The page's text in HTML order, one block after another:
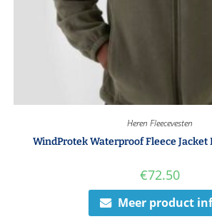
Heren Fleecevesten
WindProtek Waterproof Fleece Jacket
€72.50
Meer product